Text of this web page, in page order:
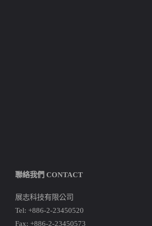
聯絡我們 CONTACT
展志科技有限公司
Tel: +886-2-23450520
Fax: +886-2-23450573